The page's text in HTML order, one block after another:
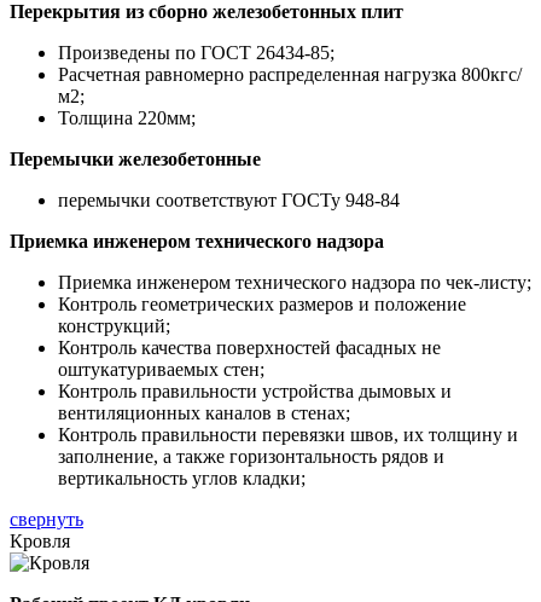
Перекрытия из сборно железобетонных плит
Произведены по ГОСТ 26434-85;
Расчетная равномерно распределенная нагрузка 800кгс/
м2;
Толщина 220мм;
Перемычки железобетонные
перемычки соответствуют ГОСТу 948-84
Приемка инженером технического надзора
Приемка инженером технического надзора по чек-листу;
Контроль геометрических размеров и положение
конструкций;
Контроль качества поверхностей фасадных не
оштукатуриваемых стен;
Контроль правильности устройства дымовых и
вентиляционных каналов в стенах;
Контроль правильности перевязки швов, их толщину и
заполнение, а также горизонтальность рядов и
вертикальность углов кладки;
свернуть
Кровля